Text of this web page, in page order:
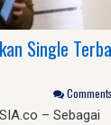
Single
– Sebagai